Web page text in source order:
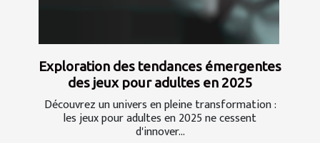
Exploration des tendances émergentes
des jeux pour adultes en 2025
Découvrez un univers en pleine transformation :
les jeux pour adultes en 2025 ne cessent
d'innover...